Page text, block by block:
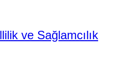
ve Sağlamcılık